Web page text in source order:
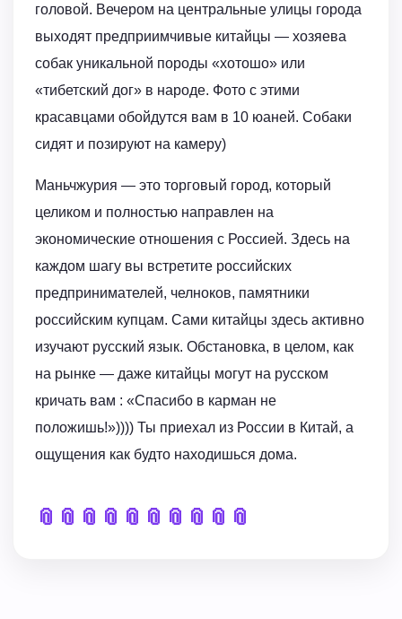
головой. Вечером на центральные улицы города
выходят предприимчивые китайцы — хозяева
собак уникальной породы «хотошо» или
«тибетский дог» в народе. Фото с этими
красавцами обойдутся вам в 10 юаней. Собаки
сидят и позируют на камеру)
Маньчжурия — это торговый город, который
целиком и полностью направлен на
экономические отношения с Россией. Здесь на
каждом шагу вы встретите российских
предпринимателей, челноков, памятники
российским купцам. Сами китайцы здесь активно
изучают русский язык. Обстановка, в целом, как
на рынке — даже китайцы могут на русском
кричать вам : «Спасибо в карман не
положишь!»)))) Ты приехал из России в Китай, а
ощущения как будто находишься дома.
📎 📎 📎 📎 📎 📎 📎 📎 📎 📎